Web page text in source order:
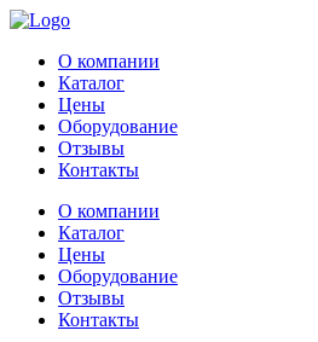
О компании
Каталог
Цены
Оборудование
Отзывы
Контакты
О компании
Каталог
Цены
Оборудование
Отзывы
Контакты